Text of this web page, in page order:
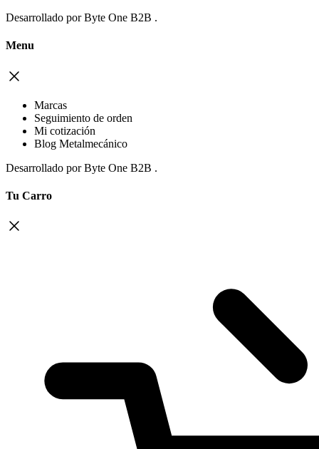
Desarrollado porByte One B2B .
Menu
Marcas
Seguimiento de orden
Mi cotización
Blog Metalmecánico
Desarrollado porByte One B2B .
Tu Carro